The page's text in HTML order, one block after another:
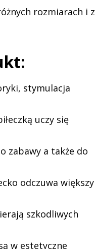
rozmiarach i z
stymulacja
uczy się
zabawy a także do
odczuwa większy
szkodliwych
w estetyczne